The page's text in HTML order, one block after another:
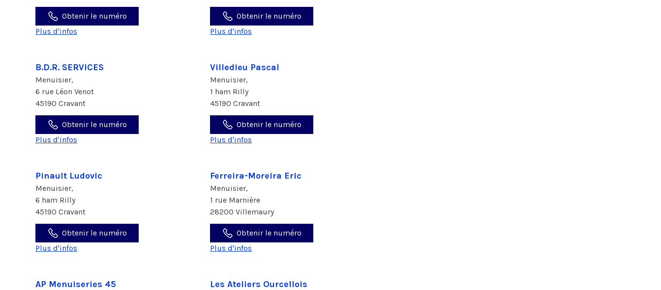
Obtenir le numéro
Plus d'infos
Obtenir le numéro
Plus d'infos
B.D.R. SERVICES
Menuisier,
6 rue Léon Venot
45190 Cravant
Obtenir le numéro
Plus d'infos
Villedieu Pascal
Menuisier,
1 ham Rilly
45190 Cravant
Obtenir le numéro
Plus d'infos
Pinault Ludovic
Menuisier,
6 ham Rilly
45190 Cravant
Obtenir le numéro
Plus d'infos
Ferreira-Moreira Eric
Menuisier,
1 rue Marnière
28200 Villemaury
Obtenir le numéro
Plus d'infos
AP Menuiseries 45 Les Ateliers Ourcellois